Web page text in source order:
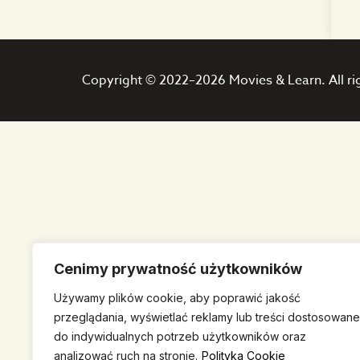
Cenimy prywatność użytkowników
Używamy plików cookie, aby poprawić jakość
przeglądania, wyświetlać reklamy lub treści dostosowane
do indywidualnych potrzeb użytkowników oraz
analizować ruch na stronie. Polityka Cookie
Copyright © 2022–2026 Movies & Learn. All